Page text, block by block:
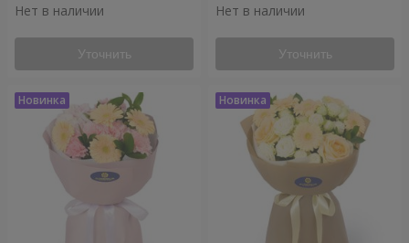
Нет в наличии
Уточнить
Нет в наличии
Уточнить